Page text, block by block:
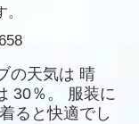
の天気は 晴
30％。
服装に
ると快適でし